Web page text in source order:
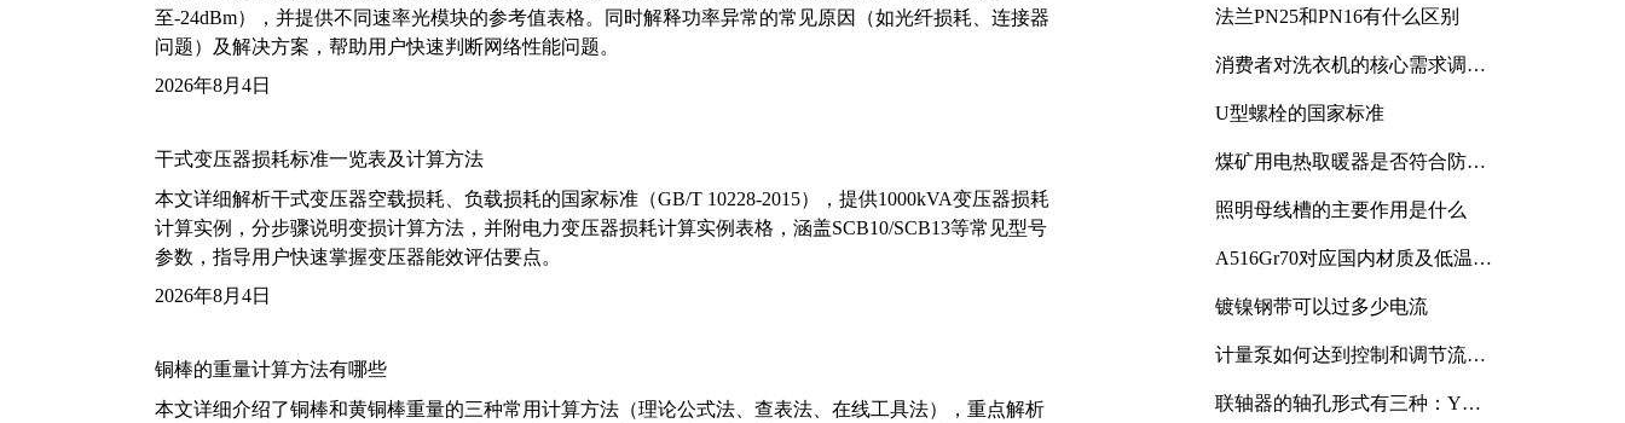
至-24dBm），并提供不同速率光模块的参考值表格。同时解释功率异常的常见原因（如光纤损耗、连接器
问题）及解决方案，帮助用户快速判断网络性能问题。
2026年8月4日
干式变压器损耗标准一览表及计算方法
本文详细解析干式变压器空载损耗、负载损耗的国家标准（GB/T 10228-2015），提供1000kVA变压器损耗
计算实例，分步骤说明变损计算方法，并附电力变压器损耗计算实例表格，涵盖SCB10/SCB13等常见型号
参数，指导用户快速掌握变压器能效评估要点。
2026年8月4日
铜棒的重量计算方法有哪些
本文详细介绍了铜棒和黄铜棒重量的三种常用计算方法（理论公式法、查表法、在线工具法），重点解析
法兰PN25和PN16有什么区别
消费者对洗衣机的核心需求调研
U型螺栓的国家标准
煤矿用电热取暖器是否符合防爆
照明母线槽的主要作用是什么
A516Gr70对应国内材质及低温冲
镀镍钢带可以过多少电流
计量泵如何达到控制和调节流量
联轴器的轴孔形式有三种：Y